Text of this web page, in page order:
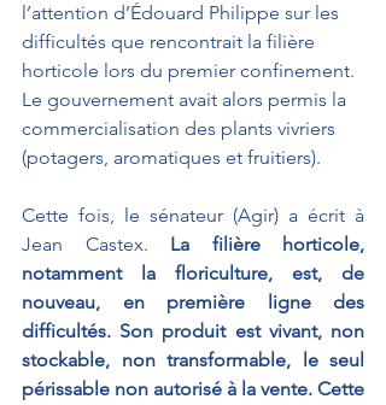
l’attention d’Édouard Philippe sur les
difficultés que rencontrait la filière
horticole lors du premier confinement.
Le gouvernement avait alors permis la
commercialisation des plants vivriers
(potagers, aromatiques et fruitiers).
Cette fois, le sénateur (Agir) a écrit à
Jean Castex. La filière horticole,
notamment la floriculture, est, de
nouveau, en première ligne des
difficultés. Son produit est vivant, non
stockable, non transformable, le seul
périssable non autorisé à la vente. Cette